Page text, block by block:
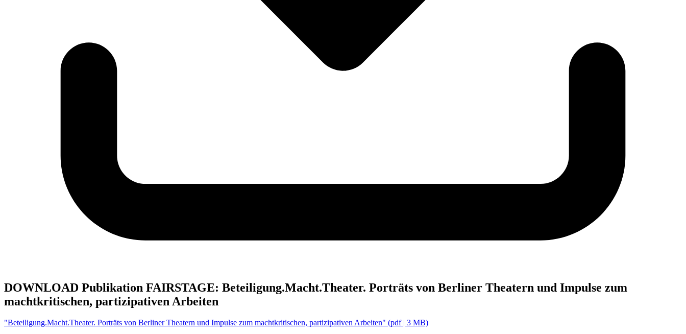
DOWNLOAD Publikation FAIRSTAGE: Beteiligung.Macht.Theater. Porträts von Berliner Theatern und Impulse zum
machtkritischen, partizipativen Arbeiten
"Beteiligung.Macht.Theater. Porträts von Berliner Theatern und Impulse zum machtkritischen, partizipativen Arbeiten" (pdf | 3 MB)